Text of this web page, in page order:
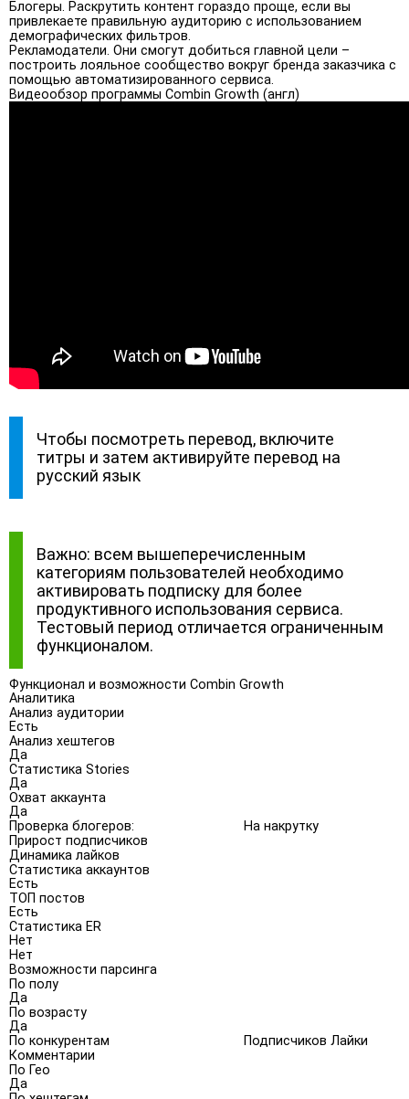
Блогеры. Раскрутить контент гораздо проще, если вы
привлекаете правильную аудиторию с использованием
демографических фильтров.
Рекламодатели. Они смогут добиться главной цели –
построить лояльное сообщество вокруг бренда заказчика с
помощью автоматизированного сервиса.
Видеообзор программы Combin Growth (англ)
Чтобы посмотреть перевод, включите
титры и затем активируйте перевод на
русский язык
Важно: всем вышеперечисленным
категориям пользователей необходимо
активировать подписку для более
продуктивного использования сервиса.
Тестовый период отличается ограниченным
функционалом.
Функционал и возможности Combin Growth
Аналитика
Анализ аудитории
Есть
Анализ хештегов
Да
Статистика Stories
Да
Охват аккаунта
Да
Проверка блогеров:
На накрутку
Прирост подписчиков
Динамика лайков
Статистика аккаунтов
Есть
ТОП постов
Есть
Статистика ER
Нет
Нет
Возможности парсинга
По полу
Да
По возрасту
Да
По конкурентам
Подписчиков Лайки
Комментарии
По Гео
Да